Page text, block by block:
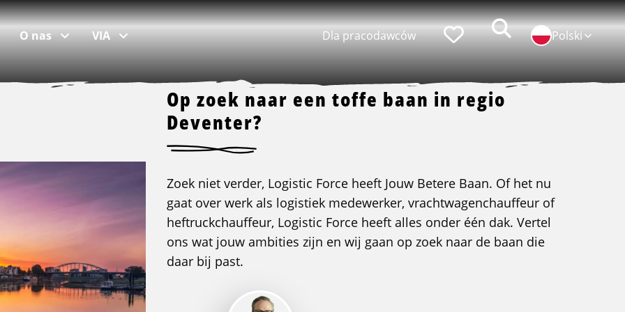
popularne lokalizacje
praca w Den Bosch
praca w Rotterdamie
praca w Tilburgu
praca w Waalwijku
praca w ID Logistics
praca w Simon Loos
praca w Albert Keijzer
O nas
Oddziały i zespoły
Pokaż mapę
Praca w Logistic Force
Kontakt
Skargi
VIA Dla pracodawców FaworyciZoekenPolski
Op zoek naar een toffe baan in regio
Deventer?
Zoek niet verder, Logistic Force heeft Jouw Betere Baan. Of het nu
gaat over werk als logistiek medewerker, vrachtwagenchauffeur of
heftruckchauffeur, Logistic Force heeft alles onder één dak. Vertel
ons wat jouw ambities zijn en wij gaan op zoek naar de baan die
daar bij past.